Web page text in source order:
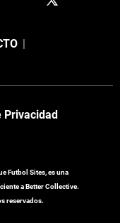
|
Privacidad
Futbol Sites, es una
a Better Collective.
reservados.